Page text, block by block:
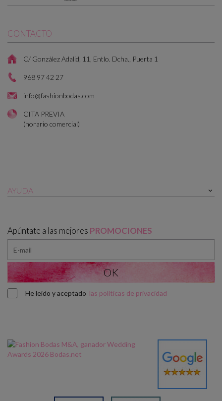
CONTACTO
C/ González Adalid, 11, Entlo. Dcha., Puerta 1
968 97 42 27
info@fashionbodas.com
CITA PREVIA
(horario comercial)
AYUDA 
Apúntate a las mejores PROMOCIONES
He leído y aceptado las políticas de privacidad